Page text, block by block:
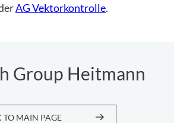
AG Vektorkontrolle.
Group Heitmann
TO MAIN PAGE